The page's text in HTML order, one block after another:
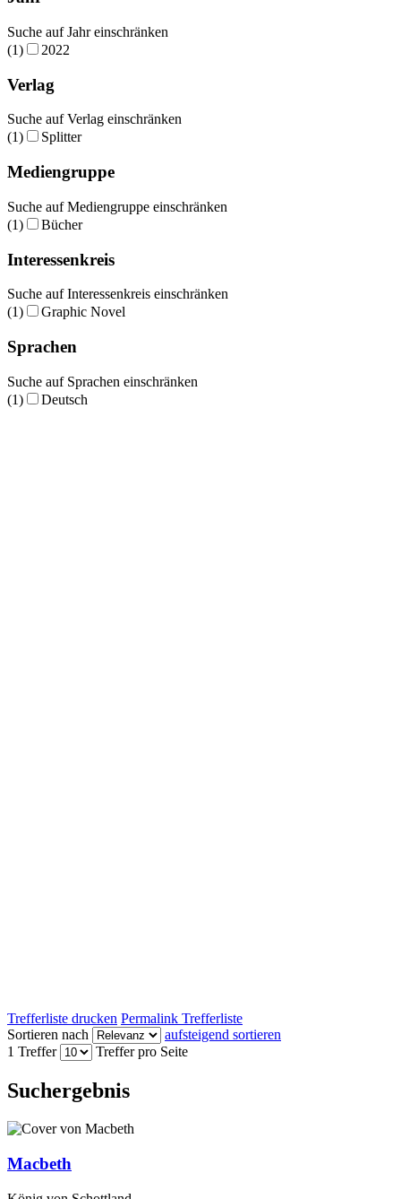
Suche auf Jahr einschränken
(1)
2022
Verlag
Suche auf Verlag einschränken
(1)
Splitter
Mediengruppe
Suche auf Mediengruppe einschränken
(1)
Bücher
Interessenkreis
Suche auf Interessenkreis einschränken
(1)
Graphic Novel
Sprachen
Suche auf Sprachen einschränken
(1)
Deutsch
Trefferliste drucken Permalink Trefferliste
Sortieren nach
aufsteigend sortieren
1 Treffer
Treffer pro Seite
Suchergebnis
Macbeth